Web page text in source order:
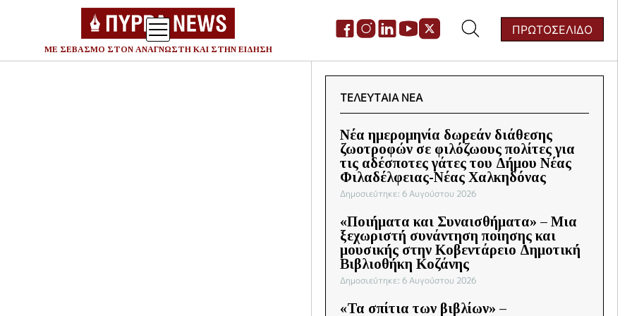
ΜΕ ΣΕΒΑΣΜΟ ΣΤΟΝ ΑΝΑΓΝΩΣΤΗ ΚΑΙ ΣΤΗΝ ΕΙΔΗΣΗ
ΠΡΩΤΟΣΕΛΙΔΟ
ΤΕΛΕΥΤΑΊΑ ΝΈΑ
Νέα ημερομηνία δωρεάν διάθεσης
ζωοτροφών σε φιλόζωους πολίτες για
τις αδέσποτες γάτες του Δήμου Νέας
Φιλαδέλφειας-Νέας Χαλκηδόνας
Δημοσιεύτηκε: 6 Αυγούστου 2026
«Ποιήματα και Συναισθήματα» – Μια
ξεχωριστή συνάντηση ποίησης και
μουσικής στην Κοβεντάρειο Δημοτική
Βιβλιοθήκη Κοζάνης
Δημοσιεύτηκε: 6 Αυγούστου 2026
«Τα σπίτια των βιβλίων» –